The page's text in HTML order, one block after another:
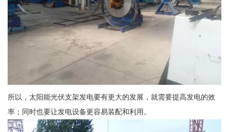
所以，太阳能光伏支架发电要有更大的发展，就需要提高发电的效
率；同时也要让发电设备更容易装配和利用。